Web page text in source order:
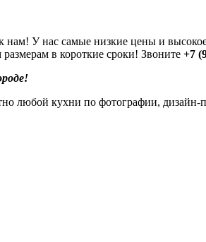
нам! У нас самые низкие цены и
в короткие сроки! Звоните +7
любой кухни по фотографии, дизайн-